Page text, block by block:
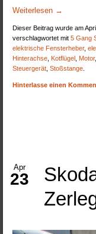
Weiterlesen →
Dieser Beitrag wurde am
verschlagwortet mit5 Gang
elektrische Fensterheber,
Hinterachse Kotflügel Motor,
Steuergerät ,Stoßstange
Hinterlasse einen
Apr
23